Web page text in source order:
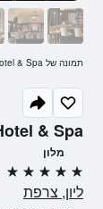
& Spa
מלון
5 כוכבים
ליון, צרפת
תמונה של Villa Florentine, A Beauvallon Hotel & Spa